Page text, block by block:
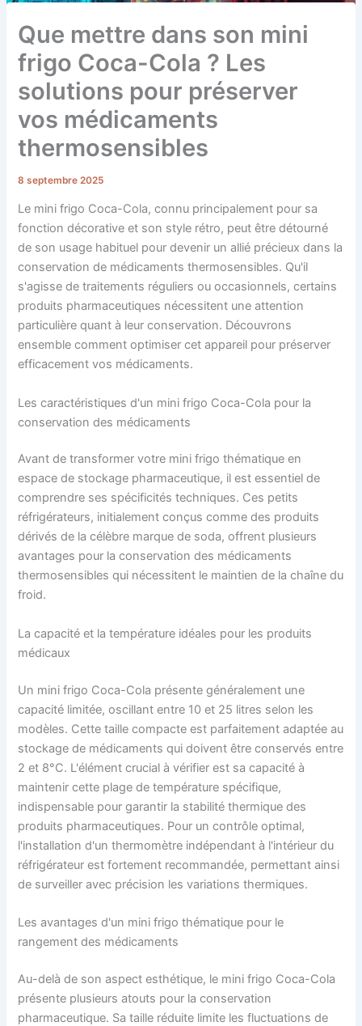
Que mettre dans son mini
frigo Coca-Cola ? Les
solutions pour préserver
vos médicaments
thermosensibles
8 septembre 2025
Le mini frigo Coca-Cola, connu principalement pour sa
fonction décorative et son style rétro, peut être détourné
de son usage habituel pour devenir un allié précieux dans la
conservation de médicaments thermosensibles. Qu'il
s'agisse de traitements réguliers ou occasionnels, certains
produits pharmaceutiques nécessitent une attention
particulière quant à leur conservation. Découvrons
ensemble comment optimiser cet appareil pour préserver
efficacement vos médicaments.
Les caractéristiques d'un mini frigo Coca-Cola pour la
conservation des médicaments
Avant de transformer votre mini frigo thématique en
espace de stockage pharmaceutique, il est essentiel de
comprendre ses spécificités techniques. Ces petits
réfrigérateurs, initialement conçus comme des produits
dérivés de la célèbre marque de soda, offrent plusieurs
avantages pour la conservation des médicaments
thermosensibles qui nécessitent le maintien de la chaîne du
froid.
La capacité et la température idéales pour les produits
médicaux
Un mini frigo Coca-Cola présente généralement une
capacité limitée, oscillant entre 10 et 25 litres selon les
modèles. Cette taille compacte est parfaitement adaptée au
stockage de médicaments qui doivent être conservés entre
2 et 8°C. L'élément crucial à vérifier est sa capacité à
maintenir cette plage de température spécifique,
indispensable pour garantir la stabilité thermique des
produits pharmaceutiques. Pour un contrôle optimal,
l'installation d'un thermomètre indépendant à l'intérieur du
réfrigérateur est fortement recommandée, permettant ainsi
de surveiller avec précision les variations thermiques.
Les avantages d'un mini frigo thématique pour le
rangement des médicaments
Au-delà de son aspect esthétique, le mini frigo Coca-Cola
présente plusieurs atouts pour la conservation
pharmaceutique. Sa taille réduite limite les fluctuations de